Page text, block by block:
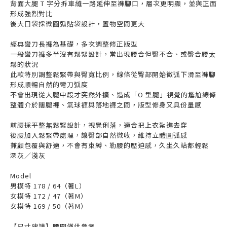
背面大腿 T 字分拆車縫一路延伸至褲腳口，層次更明顯，並與正面
形成強烈對比
後大口袋採微圓弧貼袋設計，置物空間更大
經典彎刀長褲為基礎，多次調整修正版型
一般彎刀褲多半沒有鬆緊設計，常出現腰合但臀不合、或臀合腰太
鬆的狀況
此款特別調整鬆緊帶與臀寬比例，線條從臀部開始微弧下滑至褲腳
形成順暢自然的彎刀弧度
不會出現從大腿中段才突然外擴、造成「O 型腿」視覺的尷尬線條
整體介於闊腿褲、氣球褲與落地褲之間，版型修身又具份量感
前腰採平整無鬆緊設計，視覺俐落，適合把上衣紮進去穿
後腰加入鬆緊帶處理，讓臀部自然微收，維持立體圓弧感
兼顧包覆與舒適，不會有束縛、勒腰的壓迫感，久坐久站都輕鬆
深灰／淺灰
Model
男模特 178 / 64（著L）
女模特 172 / 47（著M）
女模特 169 / 50（著M）